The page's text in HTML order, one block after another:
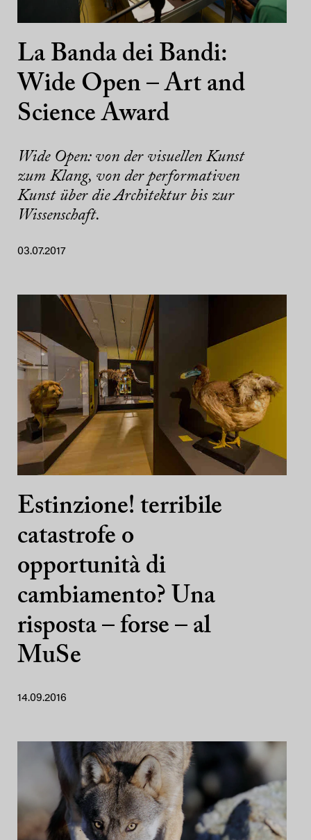
La Banda dei Bandi:
Wide Open – Art and
Science Award
Wide Open: von der visuellen Kunst
zum Klang, von der performativen
Kunst über die Architektur bis zur
Wissenschaft.
03.07.2017
Estinzione! terribile
catastrofe o
opportunità di
cambiamento? Una
risposta – forse – al
MuSe
14.09.2016